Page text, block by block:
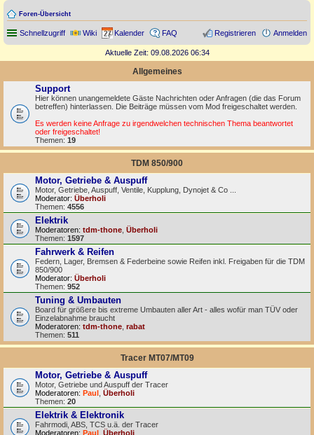
Foren-Übersicht
Schnellzugriff Wiki Kalender FAQ Anmelden
Registrieren
Aktuelle Zeit: 09.08.2026 06:34
Allgemeines
Support
Hier können unangemeldete Gäste Nachrichten oder Anfragen (die das Forum
betreffen) hinterlassen. Die Beiträge müssen vom Mod freigeschaltet werden.
Es werden keine Anfrage zu irgendwelchen technischen Thema beantwortet
oder freigeschaltet!
Themen: 19
TDM 850/900
Motor, Getriebe & Auspuff
Motor, Getriebe, Auspuff, Ventile, Kupplung, Dynojet & Co ...
Moderator: Überholi
Themen: 4556
Elektrik
Moderatoren: tdm-thone Überholi
Themen: 1597
Fahrwerk & Reifen
Federn, Lager, Bremsen & Federbeine sowie Reifen inkl. Freigaben für die TDM
850/900
Moderator: Überholi
Themen: 952
Tuning & Umbauten
Board für größere bis extreme Umbauten aller Art - alles wofür man TÜV oder
Einzelabnahme braucht
Moderatoren: tdm-thone rabat
Themen: 511
Tracer MT07/MT09
Motor, Getriebe & Auspuff
Motor, Getriebe und Auspuff der Tracer
Moderatoren: Paul Überholi
Themen: 20
Elektrik & Elektronik
Fahrmodi, ABS, TCS u.ä. der Tracer
Moderatoren: Paul Überholi